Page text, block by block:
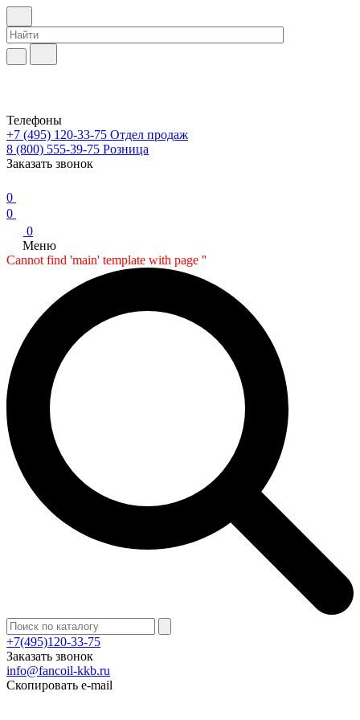
Телефоны
+7 (495) 120-33-75 Отдел продаж
8 (800) 555-39-75 Розница
Заказать звонок
0
0
0
Меню
Cannot find 'main' template with page ''
+7(495)120-33-75
Заказать звонок
info@fancoil-kkb.ru
Скопировать e-mail